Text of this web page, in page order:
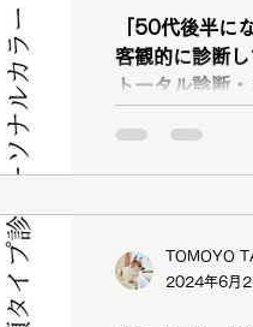
「50代後半に
客観的に診断して
トータル診断
TOMOYO
2024年6月